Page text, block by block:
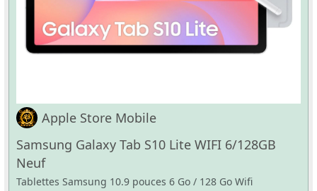
Apple Store Mobile
Samsung Galaxy Tab S10 Lite WIFI 6/128GB
Neuf
Tablettes Samsung 10.9 pouces 6 Go / 128 Go Wifi